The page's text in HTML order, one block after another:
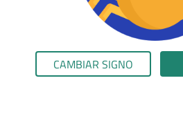
CAMBIAR SIGNO